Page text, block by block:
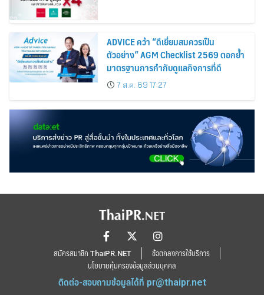
ADVICE คว้า “ดีเยี่ยมสมควรเป็น
ตัวอย่าง” AGM Checklist 2569 ตอกย้ำ
มาตรฐานการกำกับดูแลกิจการที่ดี
7 ส.ค. 69 17:27
สมัครสมาชิก ThaiPR.NET
ข้อตกลงการใช้บริการ
นโยบายคุ้มครองข้อมูลส่วนบุคคล
ติดต่อ-สอบถามข้อมูลได้ที่ pr@thaipr.net